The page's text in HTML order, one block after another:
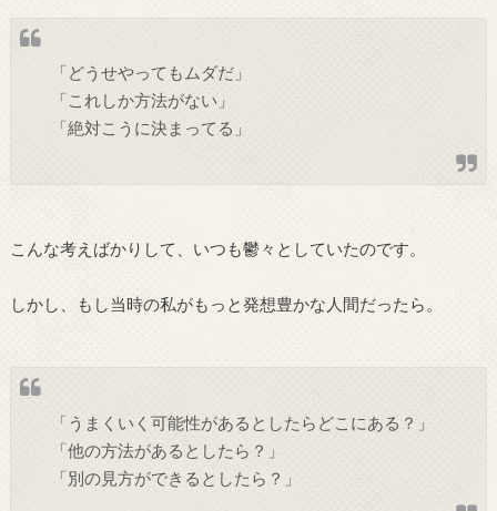
「どうせやってもムダだ」
「これしか方法がない」
「絶対こうに決まってる」
こんな考えばかりして、いつも鬱々としていたのです。
しかし、もし当時の私がもっと発想豊かな人間だったら。
「うまくいく可能性があるとしたらどこにある？」
「他の方法があるとしたら？」
「別の見方ができるとしたら？」